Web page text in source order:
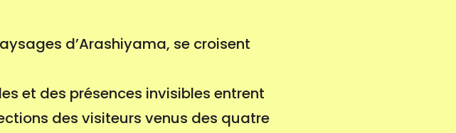
d’Arashiyama, se croisent
et des présences invisibles entrent
des visiteurs venus des quatre